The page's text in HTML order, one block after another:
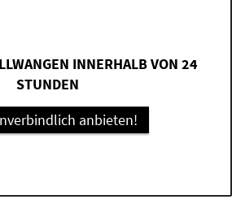
INNERHALB VON 24
STUNDEN
anbieten!